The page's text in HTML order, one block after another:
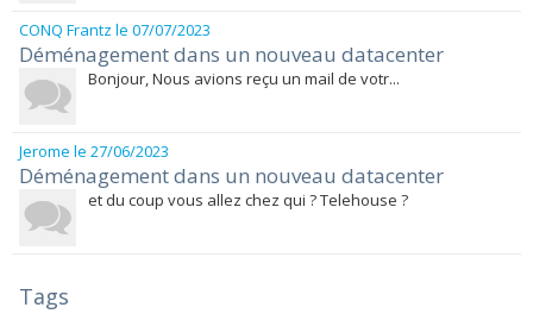
CONQ Frantz le 07/07/2023
Déménagement dans un nouveau datacenter
Bonjour, Nous avions reçu un mail de votr...
Jerome le 27/06/2023
Déménagement dans un nouveau datacenter
et du coup vous allez chez qui ? Telehouse ?
Tags